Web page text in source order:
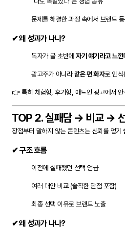
문제를 해결한 과정 속에서 브랜드
✔ 왜 성과가 나나?
독자가 글 초반에 자기 얘기라고 느낀
광고주가 아니라같은 편 화자로 인식
👉 특히 체험형, 후기형, 애드인 광고에서 안
TOP 2. 실패담 → 비교 →
장점부터 말하지 않는 콘텐츠는 신뢰를 얻기
✔ 구조 흐름
이전에 실패했던 선택 언급
여러 대안 비교 (솔직한 단점 포함)
최종 선택 이유로 브랜드 노출
✔ 왜 성과가 나나?